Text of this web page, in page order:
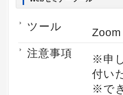
ツール
注意事項
※申
付い
※で